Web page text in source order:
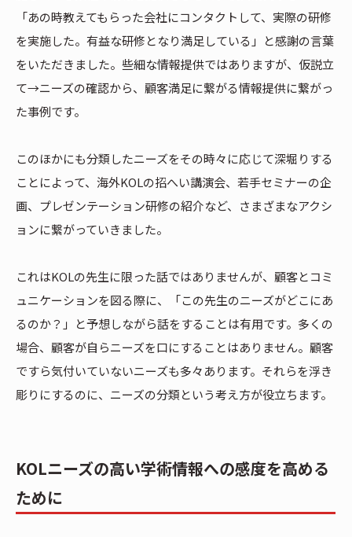
「あの時教えてもらった会社にコンタクトして、実際の研修
を実施した。有益な研修となり満足している」と感謝の言葉
をいただきました。些細な情報提供ではありますが、仮説立
て→ニーズの確認から、顧客満足に繋がる情報提供に繋がっ
た事例です。
このほかにも分類したニーズをその時々に応じて深堀りする
ことによって、海外KOLの招へい講演会、若手セミナーの企
画、プレゼンテーション研修の紹介など、さまざまなアクシ
ョンに繋がっていきました。
これはKOLの先生に限った話ではありませんが、顧客とコミ
ュニケーションを図る際に、「この先生のニーズがどこにあ
るのか？」と予想しながら話をすることは有用です。多くの
場合、顧客が自らニーズを口にすることはありません。顧客
ですら気付いていないニーズも多々あります。それらを浮き
彫りにするのに、ニーズの分類という考え方が役立ちます。
KOLニーズの高い学術情報への感度を高める
ために